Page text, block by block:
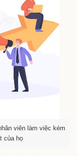
viên làm việc kém
của họ